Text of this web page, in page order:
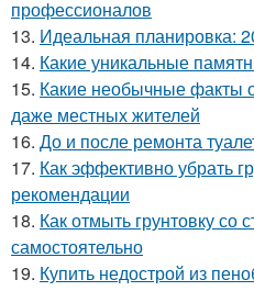
профессионалов
13. Идеальная планировка:
14. Какие уникальные
15. Какие необычные факты
даже местных жителей
16. До и после ремонта
17. Как эффективно убрать
рекомендации
18. Как отмыть грунтовку со
самостоятельно
19. Купить недострой из